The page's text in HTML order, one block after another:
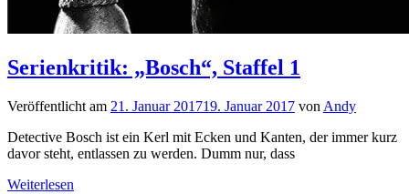
Serienkritik: „Bosch“, Staffel 1
Veröffentlicht am 21. Januar 201719. Januar 2017 von Andy
Detective Bosch ist ein Kerl mit Ecken und Kanten, der immer kurz
davor steht, entlassen zu werden. Dumm nur, dass
Weiterlesen